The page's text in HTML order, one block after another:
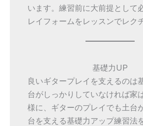
います。練習前に大前提として
レイフォームをレッスンでレク
基礎力UP
良いギタープレイを支えるのは
台がしっかりしていなければ家
様に、ギターのプレイでも土台
台を支える基礎力アップ練習法